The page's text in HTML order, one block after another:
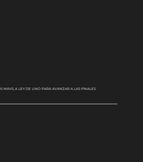
MAVS, A LEY DE UNO PARA AVANZAR A LAS FINALES